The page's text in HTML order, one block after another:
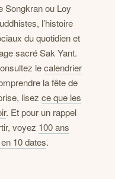
Songkran ou Loy
l’histoire
du quotidien et
sacré Sak Yant.
lecalendrier
la fête de
lisez ce que les
. Et pour un rappel
voyez 100 ans
10 dates.